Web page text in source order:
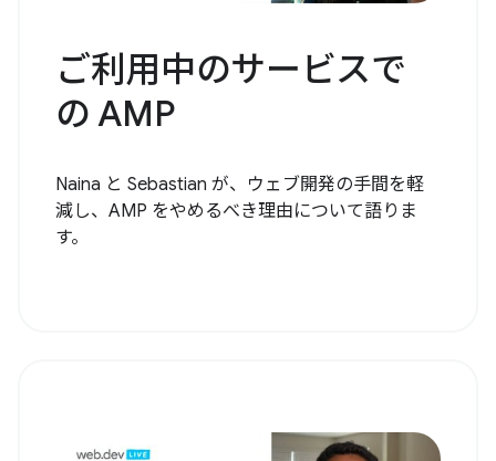
ご利用中のサービスで
の AMP
Naina と Sebastian が、ウェブ開発の手間を軽
減し、AMP をやめるべき理由について語りま
す。